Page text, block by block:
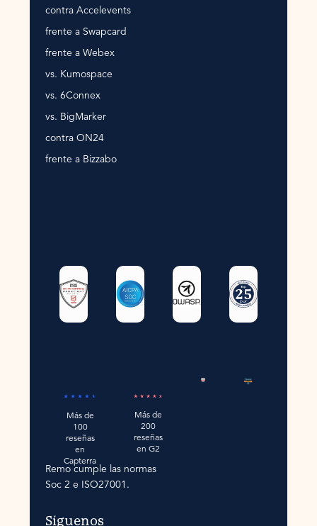
contra Accelevents
frente a Swapcard
frente a Webex
vs. Kumospace
vs. 6Connex
vs. BigMarker
contra ON24
frente a Bizzabo
Más de
100
reseñas
en
Capterra
Más de
200
reseñas
en G2
Remo cumple las normas
Soc 2 e ISO27001.
Síguenos